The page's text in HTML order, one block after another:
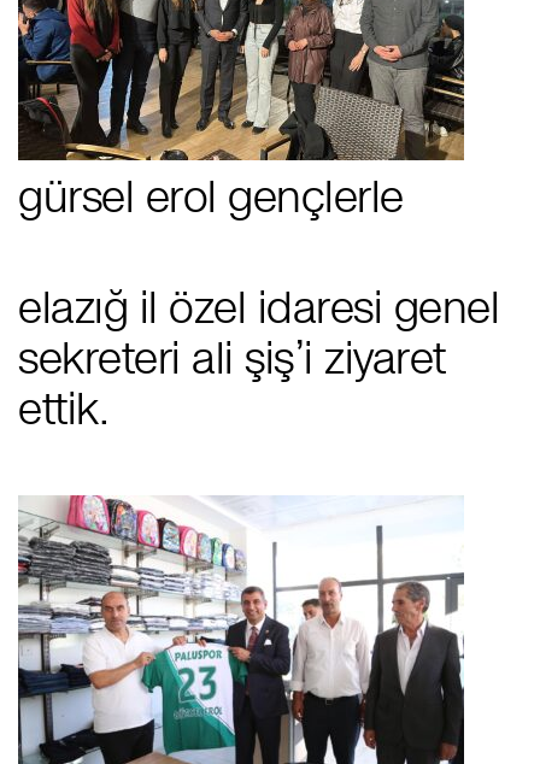
gürsel erol gençlerle
elazığ i̇l özel i̇daresi genel
sekreteri ali şiş’i ziyaret
ettik.